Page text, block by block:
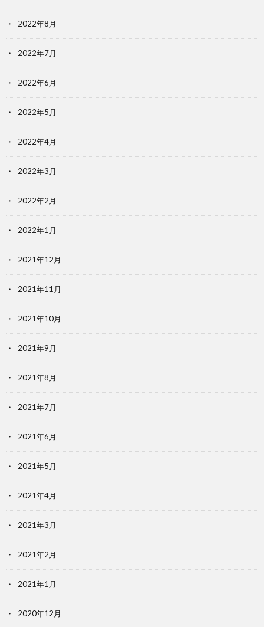
2022年8月
2022年7月
2022年6月
2022年5月
2022年4月
2022年3月
2022年2月
2022年1月
2021年12月
2021年11月
2021年10月
2021年9月
2021年8月
2021年7月
2021年6月
2021年5月
2021年4月
2021年3月
2021年2月
2021年1月
2020年12月